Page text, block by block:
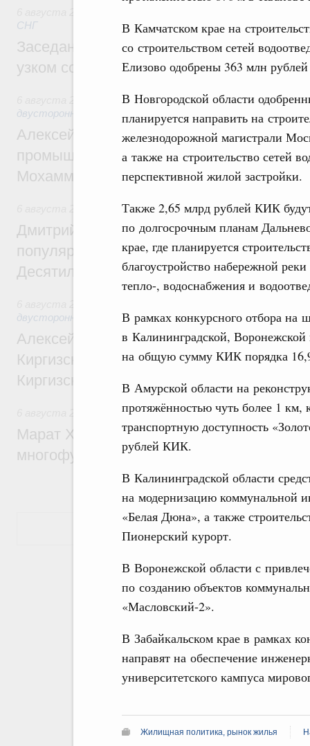
В Камчатском крае на
со строительством сетей
Елизово одобрены 363 млн
В Новгородской области
планируется направить на
железнодорожной магистрали
а также на строительство сетей
перспективной жилой застройки.
Также 2,65 млрд рублей КИК
по долгосрочным планам
крае, где планируется
благоустройство набережной
тепло-, водоснабжения и
В рамках конкурсного отбора на
в Калининградской, Воронежской
на общую сумму КИК порядка
В Амурской области на
протяжённостью чуть более 1 км,
транспортную доступность
рублей КИК.
В Калининградской области
на модернизацию коммунальной
«Белая Дюна», а также
Пионерский курорт.
В Воронежской области с
по созданию объектов
«Масловский-2».
В Забайкальском крае в рамках
направят на обеспечение
университетского кампуса
Жилищная политика, рынок жилья
СНГ
Заседание Евразийского
узком составе
Экономические отношения с
двусторонней основе
Алексей Оверчук провёл рабочую
промышленности, недропользования и
Мохаммадом Атабаком
Внутренний и въездной туризм
Дмитрий Чернышенко: Порядка 110
популярного туризма в 35 регионах
Десятилетия науки и технологий
двусторонней основе
Алексей Оверчук принял участие в
Киргизского экономического форума и
Киргизской межрегиональной
Дорожное хозяйство
Марат Хуснуллин: На двух скоростных
многофункциональные зоны дорожного
Показать еще